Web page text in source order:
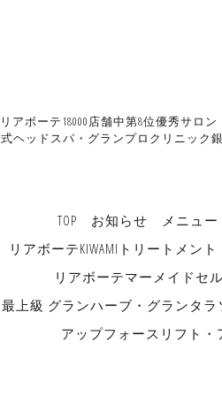
リアボーテ18000店舗中第8位優秀サロ
式ヘッドスパ・グランプロクリニック
TOP お知らせ
メニュー
リアボーテKIWAMIトリートメント
リアボーテマーメイドセ
最上級 グランハーブ・グランタ
アップフォースリフト